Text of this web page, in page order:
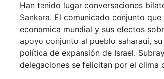
Han tenido lugar conversaciones
Sankara. El comunicado conjunto
económica mundial y sus efectos
apoyo conjunto al pueblo saharaui,
política de expansión de Israel.
delegaciones se felicitan por el clima